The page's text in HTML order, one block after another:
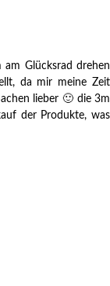
am Glücksrad drehen
da mir meine Zeit
lieber 🙂 die 3m
der Produkte, was